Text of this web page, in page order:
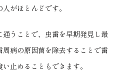
がほとんどです。
うことで、虫歯を早期発見し最
病の原因菌を除去することで歯
止めることもできます。